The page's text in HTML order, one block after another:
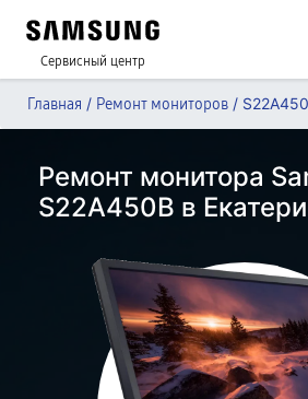
Сервисный центр
Главная / Ремонт мониторов /
Ремонт монитора
S22A450B в